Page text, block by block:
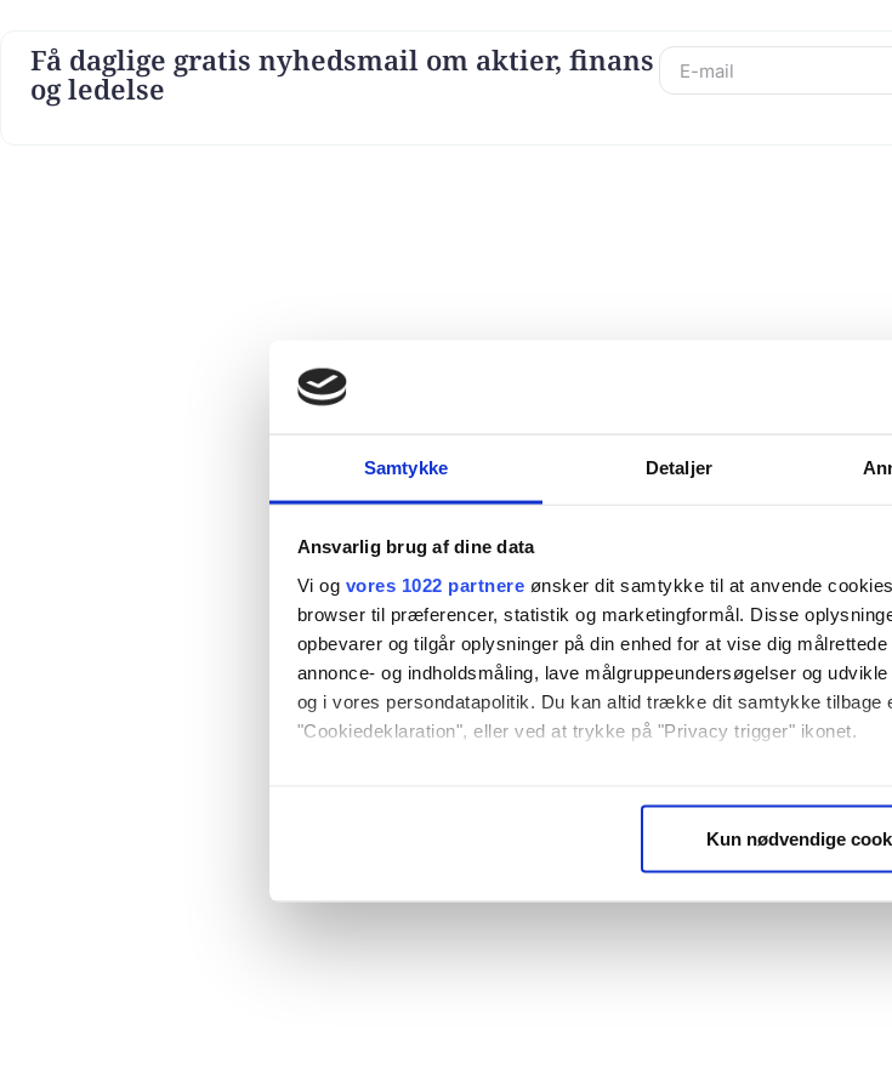
Samtykke Detaljer
Ansvarlig brug af dine data
Vi og vores 1022 partnere ønsker dit samtykke til at anvende
browser til præferencer, statistik og marketingformål. Disse
opbevarer og tilgår oplysninger på din enhed for at vise dig
annonce- og indholdsmåling, lave målgruppeundersøgelser og
og i vores persondatapolitik. Du kan altid trække dit samtykke tilbage
"Cookiedeklaration", eller ved at trykke på "Privacy trigger" ikonet.
Identificere din enhed baseret på en scanning af dens unikke
Kun nødvendige
Få daglige gratis nyhedsmail om aktier, finans
og ledelse